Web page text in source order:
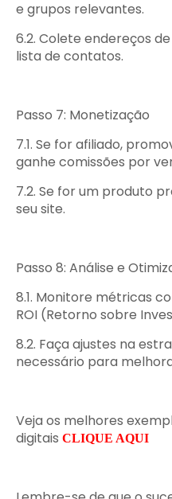
e grupos relevantes.
6.2. Colete endereços
lista de contatos.
Passo 7: Monetização
7.1. Se for afiliado,
ganhe comissões por
7.2. Se for um produto
seu site.
Passo 8: Análise e
8.1. Monitore métricas
ROI (Retorno sobre
8.2. Faça ajustes na
necessário para
Veja os melhores
digitais CLIQUE AQUI